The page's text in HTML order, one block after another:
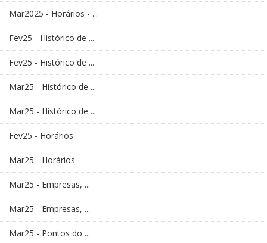
Mar2025 - Horários - ...
Fev25 - Histórico de ...
Fev25 - Histórico de ...
Mar25 - Histórico de ...
Mar25 - Histórico de ...
Fev25 - Horários
Mar25 - Horários
Mar25 - Empresas, ...
Mar25 - Empresas, ...
Mar25 - Pontos do ...